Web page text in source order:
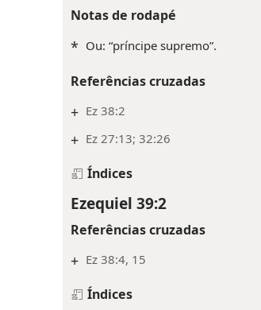
Notas de rodapé
* Ou: “príncipe supremo”.
Referências cruzadas
+ Ez 38:2
+ Ez 27:13; 32:26
Índices
Ezequiel 39:2
Referências cruzadas
+ Ez 38:4, 15
Índices